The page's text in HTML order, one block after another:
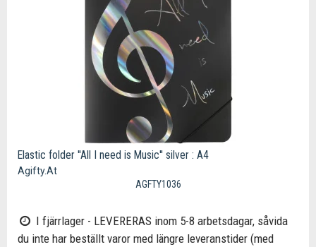
Elastic folder ''All I need is Music'' silver : A4
Agifty.At
AGFTY1036
I fjärrlager - LEVERERAS inom 5-8 arbetsdagar, såvida
du inte har beställt varor med längre leveranstider (med